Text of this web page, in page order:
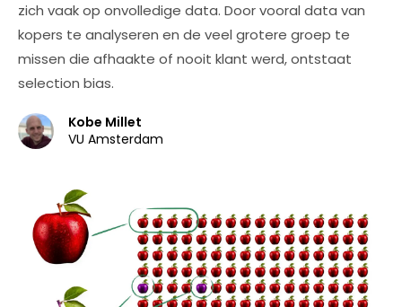
zich vaak op onvolledige data. Door vooral data van
kopers te analyseren en de veel grotere groep te
missen die afhaakte of nooit klant werd, ontstaat
selection bias.
Kobe Millet
VU Amsterdam